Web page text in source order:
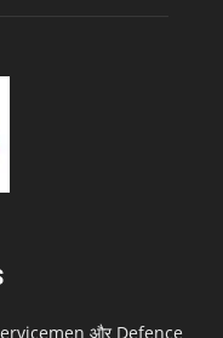
और Defence